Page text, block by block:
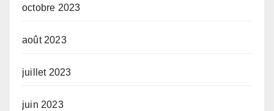
octobre 2023
août 2023
juillet 2023
juin 2023